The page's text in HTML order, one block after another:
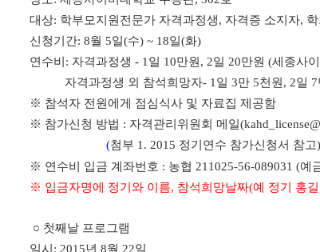
대상: 학부모지원전문가 자격과정생, 자격증 소지자,
신청기간: 8월 5일(수) ~ 18일(화)
연수비: 자격과정생 - 1일 10만원, 2일 20만원 (세종사
자격과정생 외 참석희망자- 1일 3만 5천원, 2일 7
※ 참석자 전원에게 점심식사 및 자료집 제공함
※ 참가신청 방법 : 자격관리위원회 메일
(첨부 1. 2015 정기연수 참가신청서 참고)
※ 연수비 입금 계좌번호 : 농협 211025-56-089031 (예
※ 입금자명에 정기와 이름, 참석희망날짜(예 정기 홍
○ 첫째날 프로그램
일시: 2015년 8월 22일